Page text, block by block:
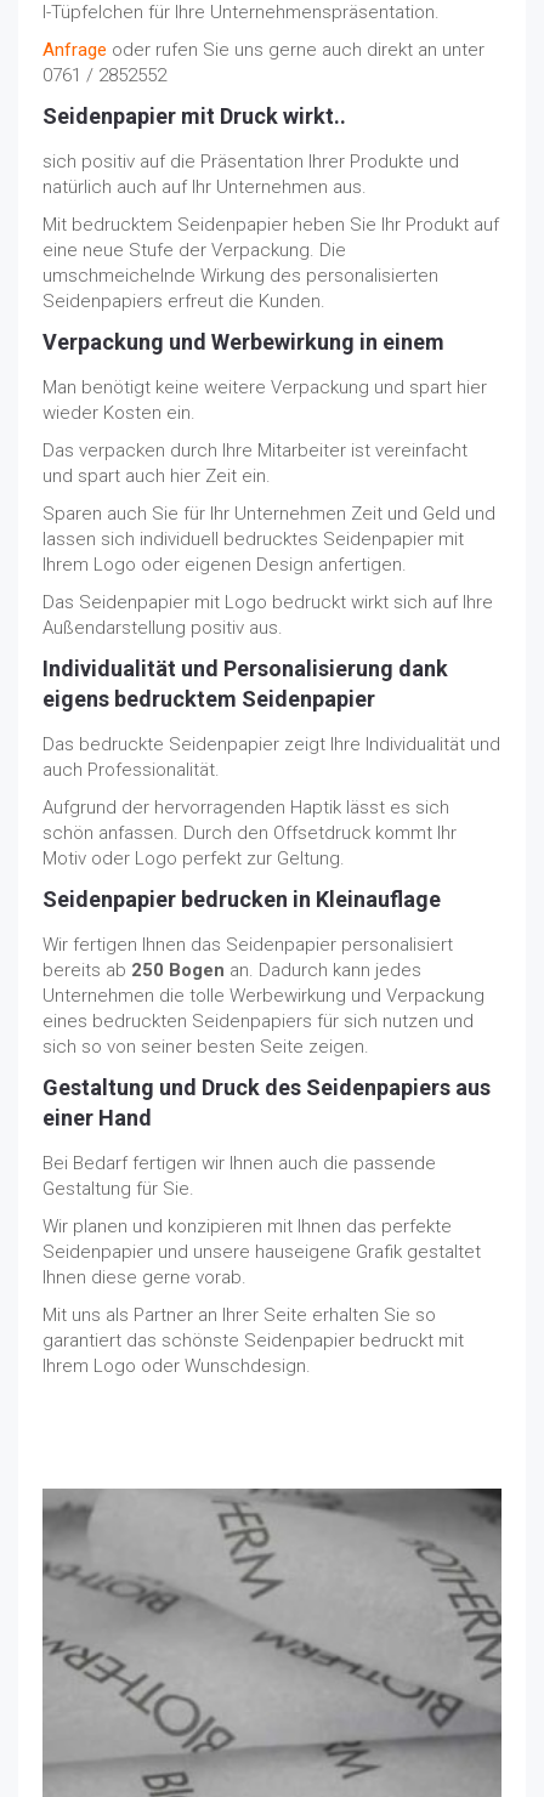
I-Tüpfelchen für Ihre Unternehmenspräsentation.
Anfrage oder rufen Sie uns gerne auch direkt an unter
0761 / 2852552
Seidenpapier mit Druck wirkt..
sich positiv auf die Präsentation Ihrer Produkte und
natürlich auch auf Ihr Unternehmen aus.
Mit bedrucktem Seidenpapier heben Sie Ihr Produkt auf
eine neue Stufe der Verpackung. Die
umschmeichelnde Wirkung des personalisierten
Seidenpapiers erfreut die Kunden.
Verpackung und Werbewirkung in einem
Man benötigt keine weitere Verpackung und spart hier
wieder Kosten ein.
Das verpacken durch Ihre Mitarbeiter ist vereinfacht
und spart auch hier Zeit ein.
Sparen auch Sie für Ihr Unternehmen Zeit und Geld und
lassen sich individuell bedrucktes Seidenpapier mit
Ihrem Logo oder eigenen Design anfertigen.
Das Seidenpapier mit Logo bedruckt wirkt sich auf Ihre
Außendarstellung positiv aus.
Individualität und Personalisierung dank
eigens bedrucktem Seidenpapier
Das bedruckte Seidenpapier zeigt Ihre Individualität und
auch Professionalität.
Aufgrund der hervorragenden Haptik lässt es sich
schön anfassen. Durch den Offsetdruck kommt Ihr
Motiv oder Logo perfekt zur Geltung.
Seidenpapier bedrucken in Kleinauflage
Wir fertigen Ihnen das Seidenpapier personalisiert
bereits ab 250 Bogen an. Dadurch kann jedes
Unternehmen die tolle Werbewirkung und Verpackung
eines bedruckten Seidenpapiers für sich nutzen und
sich so von seiner besten Seite zeigen.
Gestaltung und Druck des Seidenpapiers aus
einer Hand
Bei Bedarf fertigen wir Ihnen auch die passende
Gestaltung für Sie.
Wir planen und konzipieren mit Ihnen das perfekte
Seidenpapier und unsere hauseigene Grafik gestaltet
Ihnen diese gerne vorab.
Mit uns als Partner an Ihrer Seite erhalten Sie so
garantiert das schönste Seidenpapier bedruckt mit
Ihrem Logo oder Wunschdesign.